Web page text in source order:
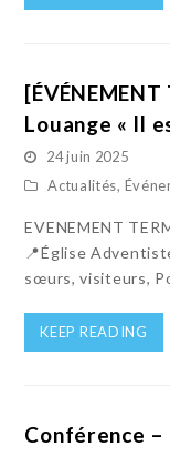
Louange « Il
24 juin 2025
Actualités,
EVENEMENT
📍Église
sœurs, visiteurs,
KEEP READING
Conférence –